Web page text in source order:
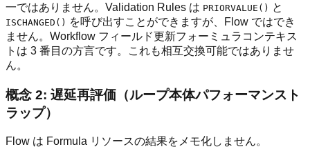
一ではありません。Validation Rules は PRIORVALUE() と
ISCHANGED() を呼び出すことができますが、Flow ではでき
ません。Workflow フィールド更新フォーミュラコンテキス
トは 3 番目の方言です。これも相互交換可能ではありませ
ん。
概念 2: 遅延再評価（ループ本体パフォーマンスト
ラップ）
Flow は Formula リソースの結果をメモ化しません。